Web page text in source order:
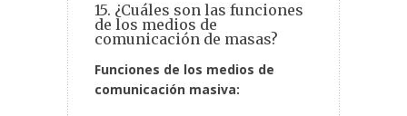
15. ¿Cuáles son las funciones
de los medios de
comunicación de masas?
Funciones de los medios de
comunicación masiva: